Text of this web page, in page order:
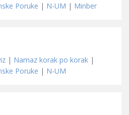
Poruke | N-UM | Minber
| Namaz korak po korak |
Poruke | N-UM